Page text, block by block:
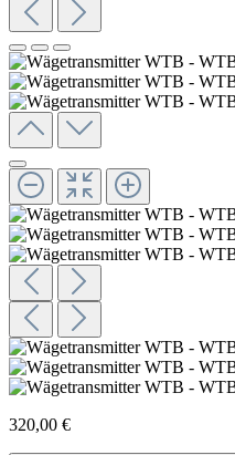
320,00 €